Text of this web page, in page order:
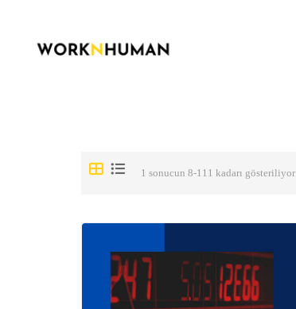
1 sonucun 8-111 kadarı gösteriliyor